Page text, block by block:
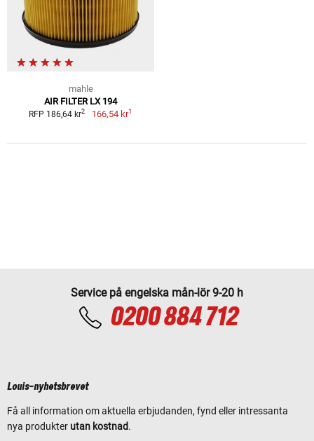
mahle
AIR FILTER LX 194
RFP 186,64 kr2 166,54 kr1
Service på engelska mån-lör 9-20 h
0200 884 712
Louis-nyhetsbrevet
Få all information om aktuella erbjudanden, fynd eller intressanta
nya produkter utan kostnad.